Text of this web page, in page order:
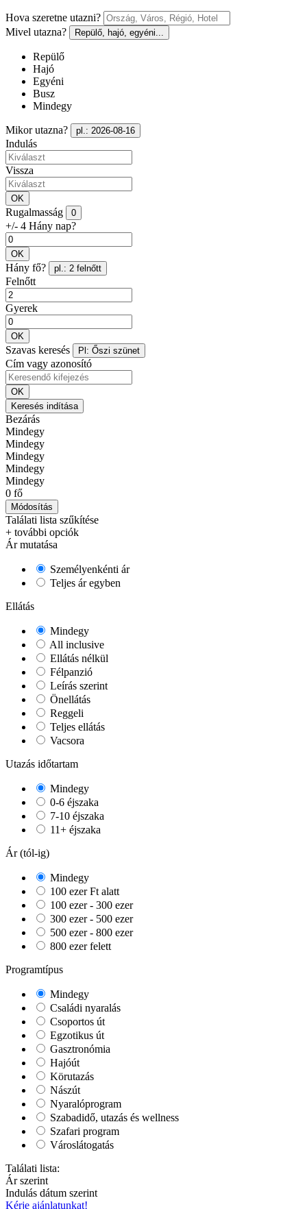
Hova szeretne utazni?
Mivel utazna?
Repülő, hajó, egyéni...
Repülő
Hajó
Egyéni
Busz
Mindegy
Mikor utazna? pl.: 2026-08-16
Indulás
Vissza
OK
Rugalmasság 0
+/- 4 Hány nap?
OK
Hány fő? pl.: 2 felnőtt
Felnőtt
Gyerek
OK
Szavas keresés Pl: Őszi szünet
Cím vagy azonosító
OK
Keresés indítása
Bezárás
Mindegy
Mindegy
Mindegy
Mindegy
Mindegy
0 fő
Módosítás
Találati lista szűkítése
+ további opciók
Ár mutatása
Személyenkénti ár
Teljes ár egyben
Ellátás
Mindegy
All inclusive
Ellátás nélkül
Félpanzió
Leírás szerint
Önellátás
Reggeli
Teljes ellátás
Vacsora
Utazás időtartam
Mindegy
0-6 éjszaka
7-10 éjszaka
11+ éjszaka
Ár (tól-ig)
Mindegy
100 ezer Ft alatt
100 ezer - 300 ezer
300 ezer - 500 ezer
500 ezer - 800 ezer
800 ezer felett
Programtípus
Mindegy
Családi nyaralás
Csoportos út
Egzotikus út
Gasztronómia
Hajóút
Körutazás
Nászút
Nyaralóprogram
Szabadidő, utazás és wellness
Szafari program
Városlátogatás
Találati lista:
Ár szerint
Indulás dátum szerint
Kérje ajánlatunkat!